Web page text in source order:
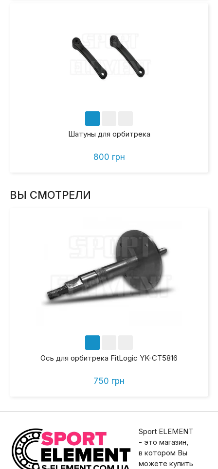
Шатуны для орбитрека
800 грн
ВЫ СМОТРЕЛИ
Ось для орбитрека FitLogic YK-CT5816
750 грн
Sport ELEMENT
- это магазин,
в котором Вы
можете купить